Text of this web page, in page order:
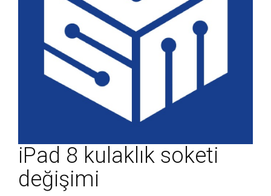
iPad 8 kulaklık soketi
değişimi